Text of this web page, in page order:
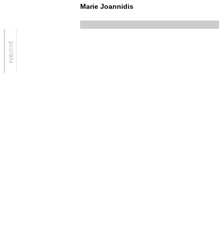
Marie Joannidis